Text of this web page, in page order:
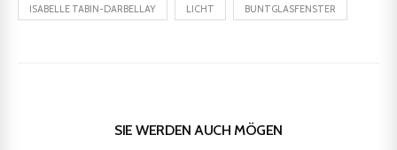
ISABELLE TABIN-DARBELLAY LICHT BUNTGLASFENSTER
SIE WERDEN AUCH MÖGEN